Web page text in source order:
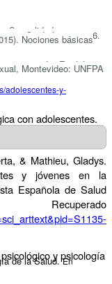
Sexualidad.
Capítulos 1, 2 y 6.
Nociones básicas
en común. En: López,
Montevideo: UNFPA
adolescentes-y-
con adolescentes.
& Mathieu, Gladys.
y jóvenes en la
Española de Salud
psicológico y psicología
de la Salud.En